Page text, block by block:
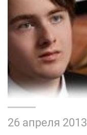
26 апреля 2013